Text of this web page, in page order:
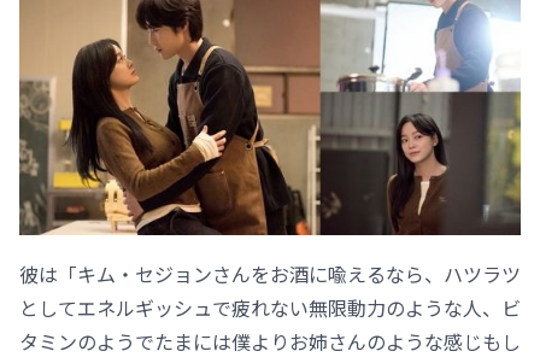
彼は「キム・セジョンさんをお酒に喩えるなら、ハツラツ
としてエネルギッシュで疲れない無限動力のような人、ビ
タミンのようでたまには僕よりお姉さんのような感じもし